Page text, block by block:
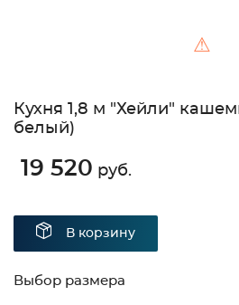
⚠
Кухня 1,8 м "Хейли"
белый)
19 520 руб.
В корзину
Выбор размера